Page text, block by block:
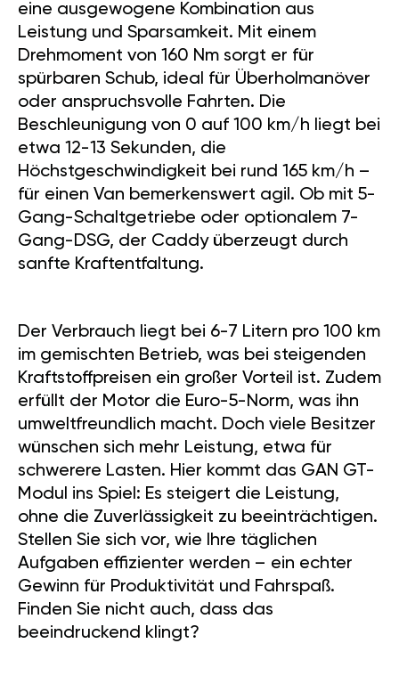
eine ausgewogene Kombination aus
Leistung und Sparsamkeit. Mit einem
Drehmoment von 160 Nm sorgt er für
spürbaren Schub, ideal für Überholmanöver
oder anspruchsvolle Fahrten. Die
Beschleunigung von 0 auf 100 km/h liegt bei
etwa 12-13 Sekunden, die
Höchstgeschwindigkeit bei rund 165 km/h –
für einen Van bemerkenswert agil. Ob mit 5-
Gang-Schaltgetriebe oder optionalem 7-
Gang-DSG, der Caddy überzeugt durch
sanfte Kraftentfaltung.
Der Verbrauch liegt bei 6-7 Litern pro 100 km
im gemischten Betrieb, was bei steigenden
Kraftstoffpreisen ein großer Vorteil ist. Zudem
erfüllt der Motor die Euro-5-Norm, was ihn
umweltfreundlich macht. Doch viele Besitzer
wünschen sich mehr Leistung, etwa für
schwerere Lasten. Hier kommt das GAN GT-
Modul ins Spiel: Es steigert die Leistung,
ohne die Zuverlässigkeit zu beeinträchtigen.
Stellen Sie sich vor, wie Ihre täglichen
Aufgaben effizienter werden – ein echter
Gewinn für Produktivität und Fahrspaß.
Finden Sie nicht auch, dass das
beeindruckend klingt?